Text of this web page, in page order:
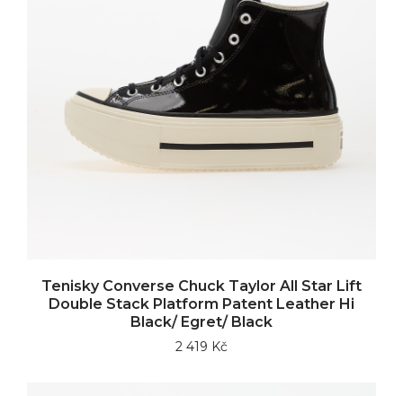
Tenisky Converse Chuck Taylor All Star Lift
Double Stack Platform Patent Leather Hi
Black/ Egret/ Black
2 419 Kč